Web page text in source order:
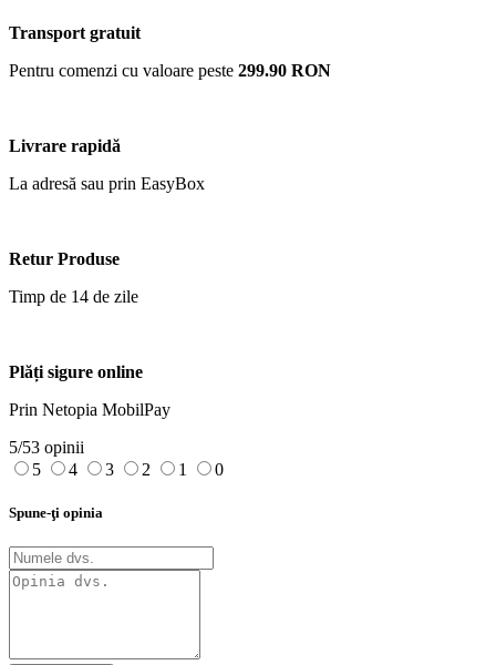
Transport gratuit
Pentru comenzi cu valoare peste 299.90 RON
Livrare rapidă
La adresă sau prin EasyBox
Retur Produse
Timp de 14 de zile
Plăți sigure online
Prin Netopia MobilPay
5/53 opinii
5
4 3 2 1 0
Spune-ţi opinia